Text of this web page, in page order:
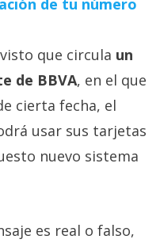
de tu número
que circula un
de BBVA, en el que
cierta fecha, el
usar sus tarjetas
nuevo sistema
es real o falso,